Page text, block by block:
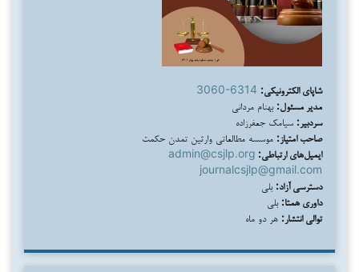
شاپای الکترونیکی: 3060-6314
مدیر مسئول: بهنام مردانی
سردبیر: سیامک جعفرزاده
صاحب امتیاز: موسسه مطالعاتی وارثین تمدن حکمت
ایمیل‌های ارتباطی: admin@csjlp.org
journalcsjlp@gmail.com
دسترسی آزاد: بلی
داوری همتا: بلی
توالی انتشار: هر دو ماه